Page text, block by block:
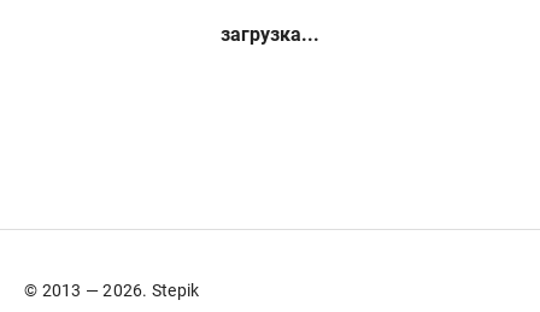
загрузка...
© 2013 — 2026. Stepik